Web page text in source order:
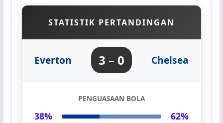
STATISTIK PERTANDINGAN
Everton 3 – 0 Chelsea
PENGUASAAN BOLA
38% 62%